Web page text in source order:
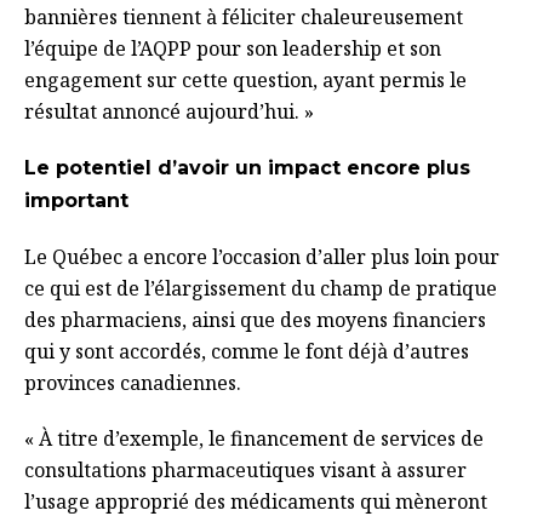
bannières tiennent à féliciter chaleureusement
l’équipe de l’AQPP pour son leadership et son
engagement sur cette question, ayant permis le
résultat annoncé aujourd’hui. »
Le potentiel d’avoir un impact encore plus
important
Le Québec a encore l’occasion d’aller plus loin pour
ce qui est de l’élargissement du champ de pratique
des pharmaciens, ainsi que des moyens financiers
qui y sont accordés, comme le font déjà d’autres
provinces canadiennes.
« À titre d’exemple, le financement de services de
consultations pharmaceutiques visant à assurer
l’usage approprié des médicaments qui mèneront